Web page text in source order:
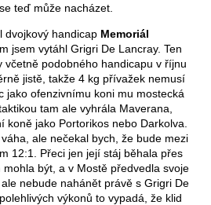
teď může nacházet.
dvojkový handicap Memoriál
jsem vytáhl Grigri De Lancray. Ten
včetně podobného handicapu v říjnu
jistě, takže 4 kg přívažek nemusí
jako ofenzivnímu koni mu mostecká
tam ale vyhrála Maverana,
koně jako Portorikos nebo Darkolva.
ale nečekal bych, že bude mezi
12:1. Přeci jen její stáj běhala přes
být, a v Mostě předvedla svoje
nebude nahánět právě s Grigri De
výkonů to vypadá, že klid